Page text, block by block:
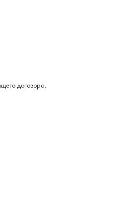
договора.